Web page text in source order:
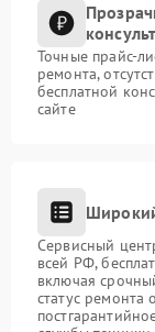
Точные прайс-
ремонта,
бесплатной
сайте
Сервисный
всей РФ,
включая
статус ремонта